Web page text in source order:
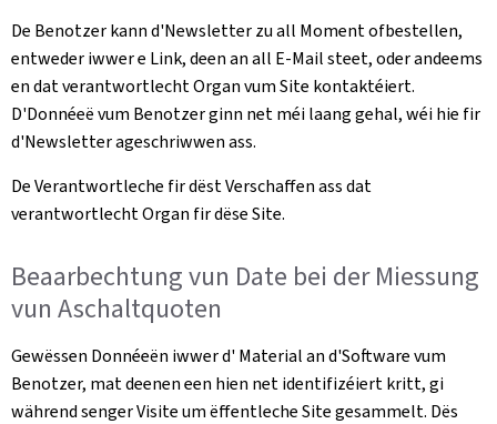
De Benotzer kann d'Newsletter zu all Moment ofbestellen,
entweder iwwer e Link, deen an all E-Mail steet, oder andeems
en dat verantwortlecht Organ vum Site kontaktéiert.
D'Donnéeë vum Benotzer ginn net méi laang gehal, wéi hie fir
d'Newsletter ageschriwwen ass.
De Verantwortleche fir dëst Verschaffen ass dat
verantwortlecht Organ fir dëse Site.
Beaarbechtung vun Date bei der Miessung
vun Aschaltquoten
Gewëssen Donnéeën iwwer d' Material an d'Software vum
Benotzer, mat deenen een hien net identifizéiert kritt, gi
während senger Visite um ëffentleche Site gesammelt. Dës